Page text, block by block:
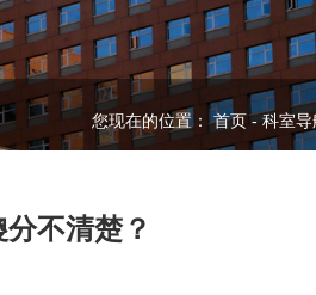
您现在的位置：首页-科室导
不清楚？